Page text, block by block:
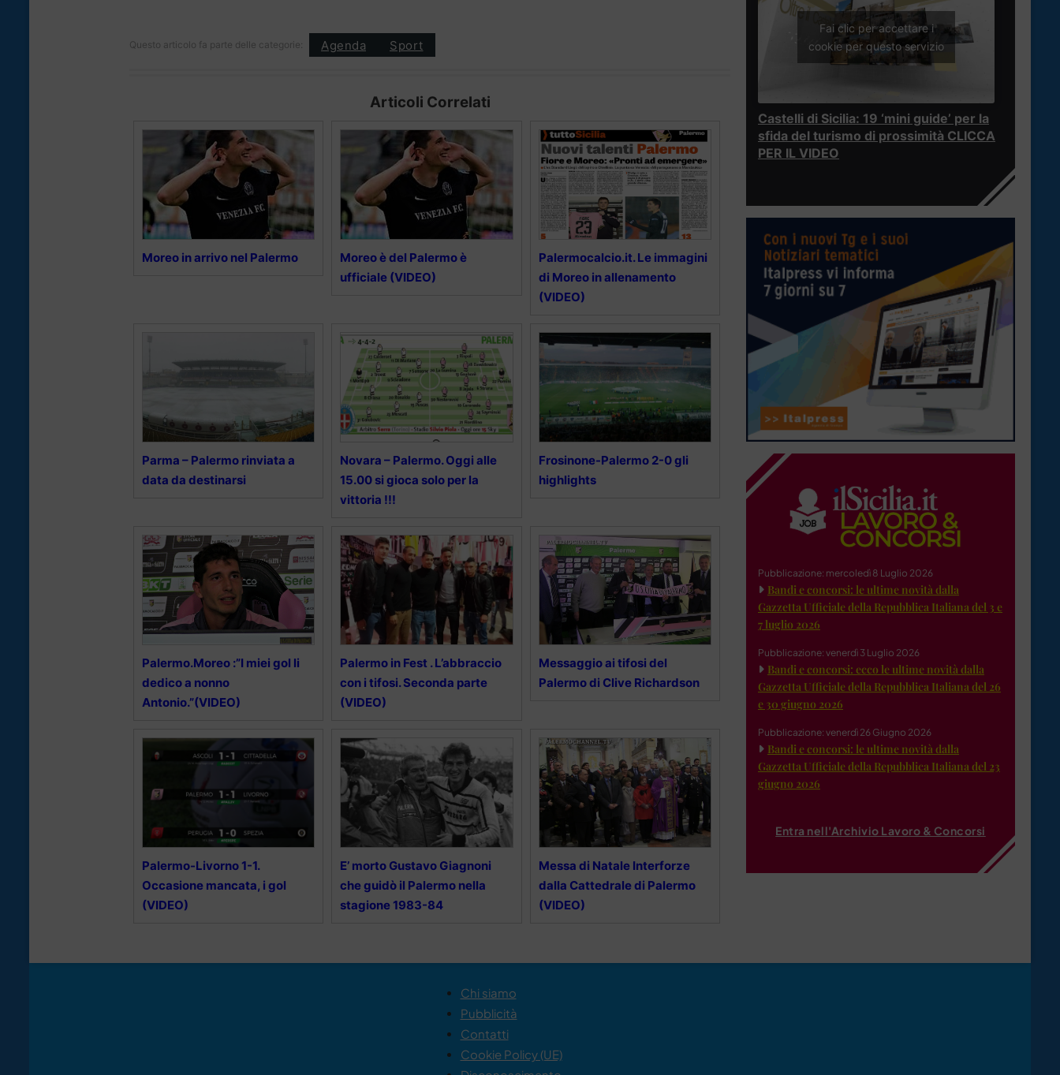
Questo articolo fa parte delle categorie: Agenda Sport
Articoli Correlati
Moreo in arrivo nel Palermo
Moreo è del Palermo è
ufficiale (VIDEO)
Palermocalcio.it. Le immagini
di Moreo in allenamento
(VIDEO)
Parma – Palermo rinviata a
data da destinarsi
Novara – Palermo. Oggi alle
15.00 si gioca solo per la
vittoria !!!
Frosinone-Palermo 2-0 gli
highlights
Palermo.Moreo :”I miei gol li
dedico a nonno
Antonio.”(VIDEO)
Palermo in Fest . L’abbraccio
con i tifosi. Seconda parte
(VIDEO)
Messaggio ai tifosi del
Palermo di Clive Richardson
Palermo-Livorno 1-1.
Occasione mancata, i gol
(VIDEO)
E’ morto Gustavo Giagnoni
che guidò il Palermo nella
stagione 1983-84
Messa di Natale Interforze
dalla Cattedrale di Palermo
(VIDEO)
Fai clic per accettare i
cookie per questo servizio
Castelli di Sicilia: 19 ‘mini guide’ per la
sfida del turismo di prossimità CLICCA
PER IL VIDEO
Pubblicazione: mercoledì 8 Luglio 2026
Bandi e concorsi: le ultime novità dalla
Gazzetta Ufficiale della Repubblica Italiana del 3 e
7 luglio 2026
Pubblicazione: venerdì 3 Luglio 2026
Bandi e concorsi: ecco le ultime novità dalla
Gazzetta Ufficiale della Repubblica Italiana del 26
e 30 giugno 2026
Pubblicazione: venerdì 26 Giugno 2026
Bandi e concorsi: le ultime novità dalla
Gazzetta Ufficiale della Repubblica Italiana del 23
giugno 2026
Entra nell'Archivio Lavoro & Concorsi
Chi siamo
Pubblicità
Contatti
Cookie Policy (UE)